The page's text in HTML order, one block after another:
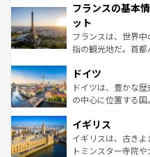
ませてくれるイタリ
なお、新着のイタリ
しい。
文化が根付くこの国
れる闘牛、そして美
る。首都マドリー
アートに溢れた街
せる。地方によっ
ンテンツ一覧を参照
フランスの基本
ット
フランスは、世界
指の観光地だ。首
で、幅広い魅力が
聖堂、美しいビー
から魅了する。ま
いる。シャンパンの
香り高いラベンダ
らに、パリ以外の
ドイツ
ドイツは、豊かな
の中心に位置する
顔を持つこの国は、
ルリンの文化的活
してライン川沿い
イギリス
イギリスは、古き
トミンスター寺院